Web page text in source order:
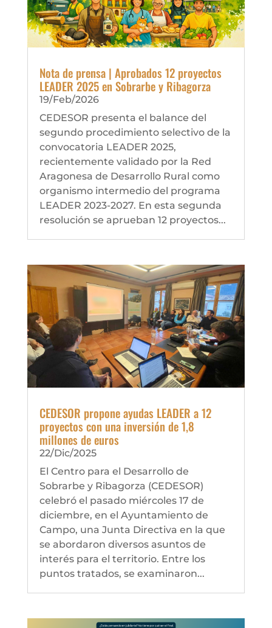
Nota de prensa | Aprobados 12 proyectos
LEADER 2025 en Sobrarbe y Ribagorza
19/Feb/2026
CEDESOR presenta el balance del
segundo procedimiento selectivo de la
convocatoria LEADER 2025,
recientemente validado por la Red
Aragonesa de Desarrollo Rural como
organismo intermedio del programa
LEADER 2023-2027. En esta segunda
resolución se aprueban 12 proyectos...
CEDESOR propone ayudas LEADER a 12
proyectos con una inversión de 1,8
millones de euros
22/Dic/2025
El Centro para el Desarrollo de
Sobrarbe y Ribagorza (CEDESOR)
celebró el pasado miércoles 17 de
diciembre, en el Ayuntamiento de
Campo, una Junta Directiva en la que
se abordaron diversos asuntos de
interés para el territorio. Entre los
puntos tratados, se examinaron...